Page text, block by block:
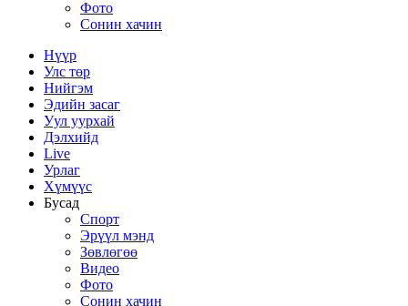
Фото
Сонин хачин
Нүүр
Улс төр
Нийгэм
Эдийн засаг
Уул уурхай
Дэлхийд
Live
Урлаг
Хүмүүс
Бусад
Спорт
Эрүүл мэнд
Зөвлөгөө
Видео
Фото
Сонин хачин